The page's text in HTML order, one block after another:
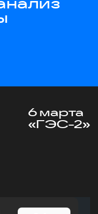
6 марта
«ГЭС-2»